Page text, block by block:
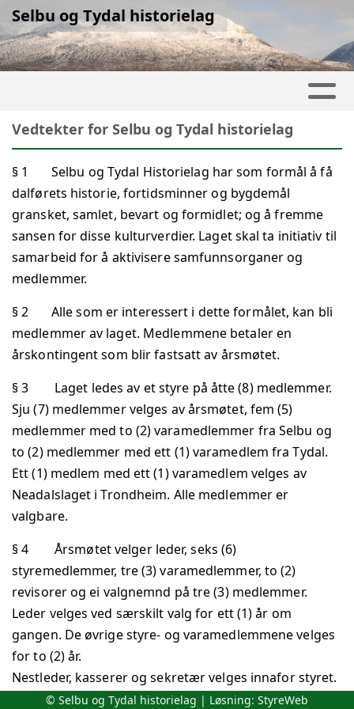
Selbu og Tydal historielag
Vedtekter for Selbu og Tydal historielag
§ 1 Selbu og Tydal Historielag har som formål å få
dalførets historie, fortidsminner og bygdemål
gransket, samlet, bevart og formidlet; og å fremme
sansen for disse kulturverdier. Laget skal ta initiativ til
samarbeid for å aktivisere samfunnsorganer og
medlemmer.
§ 2 Alle som er interessert i dette formålet, kan bli
medlemmer av laget. Medlemmene betaler en
årskontingent som blir fastsatt av årsmøtet.
§ 3 Laget ledes av et styre på åtte (8) medlemmer.
Sju (7) medlemmer velges av årsmøtet, fem (5)
medlemmer med to (2) varamedlemmer fra Selbu og
to (2) medlemmer med ett (1) varamedlem fra Tydal.
Ett (1) medlem med ett (1) varamedlem velges av
Neadalslaget i Trondheim. Alle medlemmer er
valgbare.
§ 4 Årsmøtet velger leder, seks (6)
styremedlemmer, tre (3) varamedlemmer, to (2)
revisorer og ei valgnemnd på tre (3) medlemmer.
Leder velges ved særskilt valg for ett (1) år om
gangen. De øvrige styre- og varamedlemmene velges
for to (2) år.
Nestleder, kasserer og sekretær velges innafor styret.
Styret kan engasjere noen til å føre regnskapet om
© Selbu og Tydal historielag | Løsning: StyreWeb